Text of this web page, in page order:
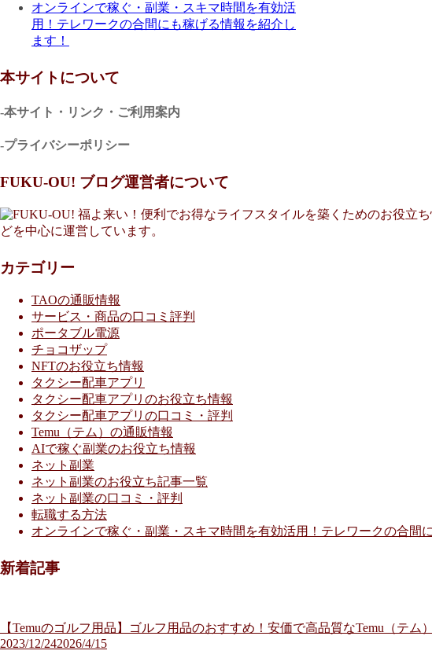
オンラインで稼ぐ・副業・スキマ時間を有効活
用！テレワークの合間にも稼げる情報を紹介し
ます！
本サイトについて
-本サイト・リンク・ご利用案内
-プライバシーポリシー
FUKU-OU! ブログ運営者について
福よ来い！便利でお得なライフスタイルを築くためのお役立
どを中心に運営しています。
カテゴリー
TAOの通販情報
サービス・商品の口コミ評判
ポータブル電源
チョコザップ
NFTのお役立ち情報
タクシー配車アプリ
タクシー配車アプリのお役立ち情報
タクシー配車アプリの口コミ・評判
Temu（テム）の通販情報
AIで稼ぐ副業のお役立ち情報
ネット副業
ネット副業のお役立ち記事一覧
ネット副業の口コミ・評判
転職する方法
オンラインで稼ぐ・副業・スキマ時間を有効活用！テレワークの合間
新着記事
【Temuのゴルフ用品】ゴルフ用品のおすすめ！安価で高品質なTemu（テム
2023/12/242026/4/15